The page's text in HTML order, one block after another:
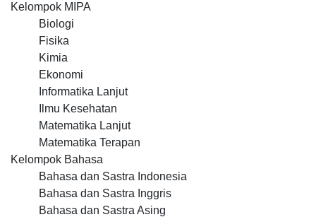
Kelompok MIPA
Biologi
Fisika
Kimia
Ekonomi
Informatika Lanjut
Ilmu Kesehatan
Matematika Lanjut
Matematika Terapan
Kelompok Bahasa
Bahasa dan Sastra Indonesia
Bahasa dan Sastra Inggris
Bahasa dan Sastra Asing